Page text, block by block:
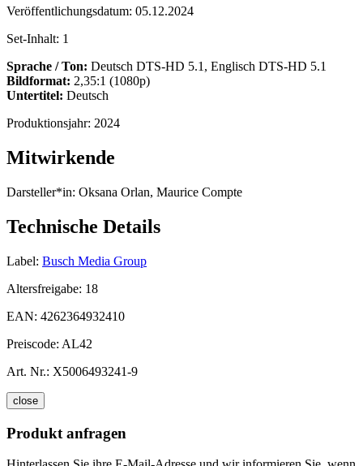
Veröffentlichungsdatum: 05.12.2024
Set-Inhalt: 1
Sprache / Ton: Deutsch DTS-HD 5.1, Englisch DTS-HD 5.1
Bildformat: 2,35:1 (1080p)
Untertitel: Deutsch
Produktionsjahr: 2024
Mitwirkende
Darsteller*in: Oksana Orlan, Maurice Compte
Technische Details
Label: Busch Media Group
Altersfreigabe: 18
EAN: 4262364932410
Preiscode: AL42
Art. Nr.: X5006493241-9
close
Produkt anfragen